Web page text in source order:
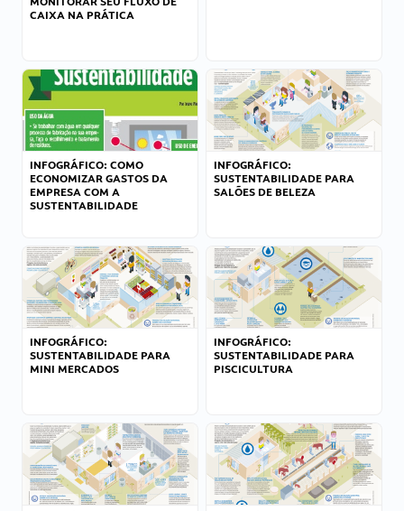
CAIXA NA PRÁTICA
INFOGRÁFICO: COMO
ECONOMIZAR GASTOS DA
EMPRESA COM A
SUSTENTABILIDADE
INFOGRÁFICO:
SUSTENTABILIDADE PARA
SALÕES DE BELEZA
INFOGRÁFICO:
SUSTENTABILIDADE PARA
MINI MERCADOS
INFOGRÁFICO:
SUSTENTABILIDADE PARA
PISCICULTURA